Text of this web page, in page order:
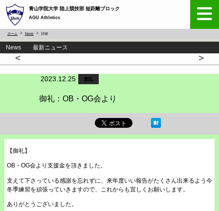
青山学院大学 陸上競技部 短距離ブロック
AGU Athletics
ホーム News 詳細
News 最新ニュース
< >
2023.12.25 御礼
御礼：OB・OG会より
【御礼】
OB・OG会より支援金を頂きました。
支えて下さっている感謝を忘れずに、来年度いい報告がたくさん出来るよう今
冬季練習を頑張っていきますので、これからも宜しくお願いします。
ありがとうございました。